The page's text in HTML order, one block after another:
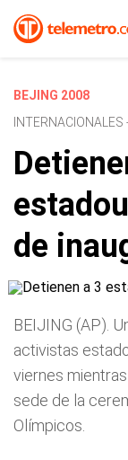
BEJING 2008
INTERNACIONALES
de
BEIJING (AP).
activistas
viernes
sede de la
Olímpicos.